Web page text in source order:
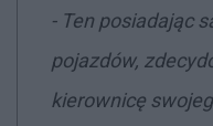
- Ten posiadając
pojazdów,
kierownicę